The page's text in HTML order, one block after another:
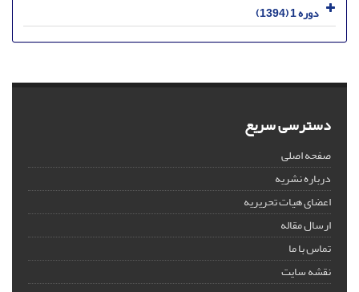
دوره 1 (1394)
دسترسی سریع
صفحه اصلی
درباره نشریه
اعضای هیات تحریریه
ارسال مقاله
تماس با ما
نقشه سایت